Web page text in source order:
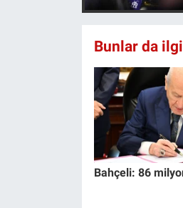
Bunlar da
Bahçeli: 86